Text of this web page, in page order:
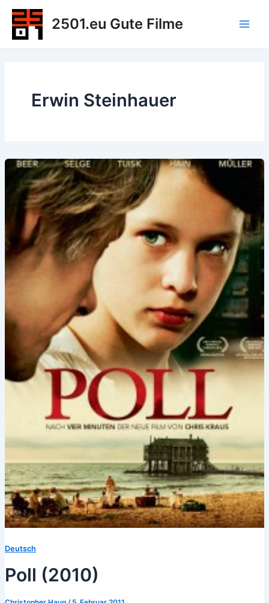
Zum
Inhalt
springen
2501.eu Gute Filme
Erwin Steinhauer
Deutsch
Poll (2010)